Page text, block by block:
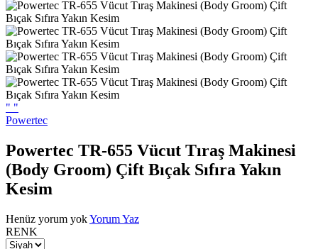
" "
Powertec
Powertec TR-655 Vücut Tıraş Makinesi
(Body Groom) Çift Bıçak Sıfıra Yakın
Kesim
Henüz yorum yokYorum Yaz
RENK